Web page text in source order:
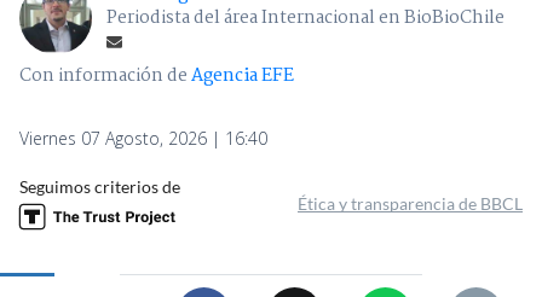
Periodista del área Internacional en BioBioChile
Con información deAgencia EFE
Viernes 07 Agosto, 2026 | 16:40
Seguimos criterios de
Ética y transparencia de BBCL